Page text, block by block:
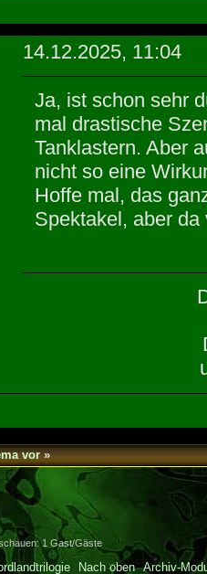
14.12.2025, 11:04
Ja, ist schon sehr
mal drastische
Tanklastern. Aber
nicht so eine
Hoffe mal, das
Spektakel, aber
vor»
1 Gast/Gäste
Nach oben Archiv-